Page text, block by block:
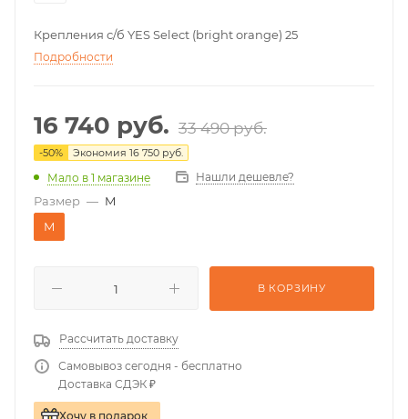
Крепления с/б YES Select (bright orange) 25
Подробности
16 740 руб. 33 490руб.
-50% Экономия 16 750 руб.
Мало в 1 магазине Нашли дешевле?
Размер — M
M
В КОРЗИНУ
Рассчитать доставку
Самовывоз сегодня - бесплатно
Доставка СДЭК ₽
Хочу в подарок